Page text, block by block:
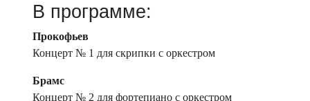
В программе:
Прокофьев
Концерт № 1 для скрипки с оркестром
Брамс
Концерт № 2 для фортепиано с оркестром